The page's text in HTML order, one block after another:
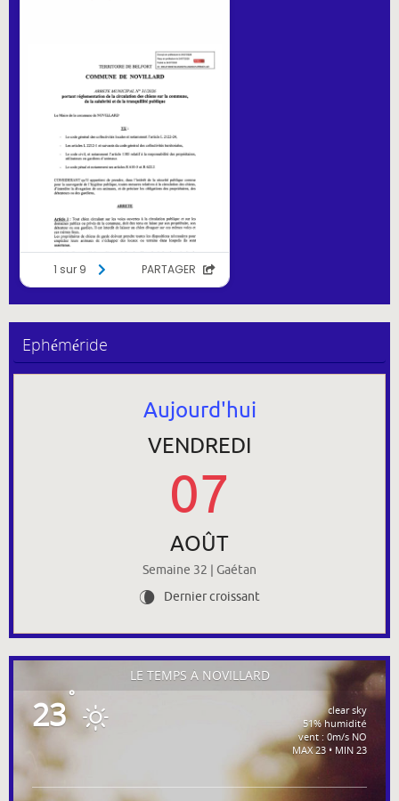
Ephéméride
Aujourd'hui
VENDREDI
07
AOÛT
Semaine 32 | Gaétan
V Dernier croissant
LE TEMPS À NOVILLARD
23°
clear sky
51% humidité
vent : 0m/s NO
MAX 23 • MIN 23